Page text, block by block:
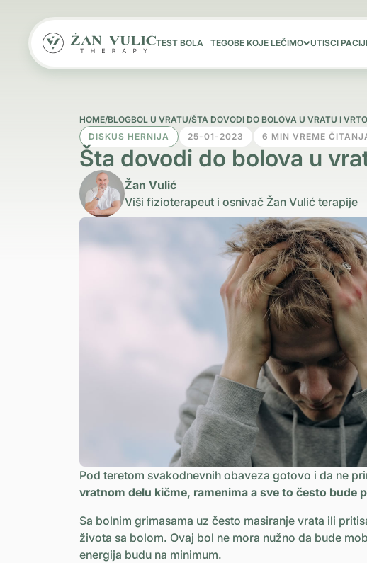
UTISCI
TEGOBE KOJE LEČIMO
TEST BOLA
HOME/BLOGBOL U VRATU/ŠTA DOVODI DO BOLOVA U VRATU I
DISKUS HERNIJA
25-01-2023 6 MIN VREME
Šta dovodi do bolova u
Žan Vulić
Viši fizioterapeut i osnivač Žan Vulić terapije
Pod teretom svakodnevnih obaveza gotovo i da ne
vratnom delu kičme, ramenima a sve to često bude
Sa bolnim grimasama uz često masiranje vrata ili
života sa bolom. Ovaj bol ne mora nužno da bude
energija budu na minimum.